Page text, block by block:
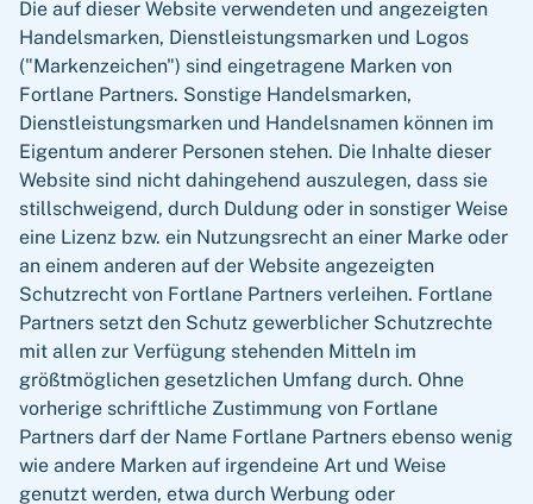
Die auf dieser Website verwendeten und angezeigten
Handelsmarken, Dienstleistungsmarken und Logos
("Markenzeichen") sind eingetragene Marken von
Fortlane Partners. Sonstige Handelsmarken,
Dienstleistungsmarken und Handelsnamen können im
Eigentum anderer Personen stehen. Die Inhalte dieser
Website sind nicht dahingehend auszulegen, dass sie
stillschweigend, durch Duldung oder in sonstiger Weise
eine Lizenz bzw. ein Nutzungsrecht an einer Marke oder
an einem anderen auf der Website angezeigten
Schutzrecht von Fortlane Partners verleihen. Fortlane
Partners setzt den Schutz gewerblicher Schutzrechte
mit allen zur Verfügung stehenden Mitteln im
größtmöglichen gesetzlichen Umfang durch. Ohne
vorherige schriftliche Zustimmung von Fortlane
Partners darf der Name Fortlane Partners ebenso wenig
wie andere Marken auf irgendeine Art und Weise
genutzt werden, etwa durch Werbung oder